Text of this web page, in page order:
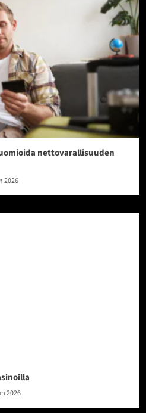
nettovarallisuuden
2026
2026